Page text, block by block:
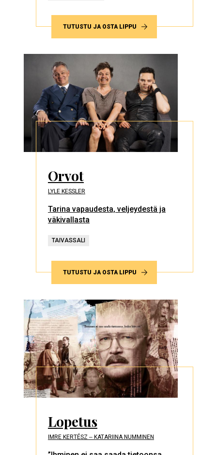
TUTUSTU JA OSTA LIPPU
Orvot
LYLE KESSLER
Tarina vapaudesta, veljeydestä ja
väkivallasta
TAIVASSALI
TUTUSTU JA OSTA LIPPU
Lopetus
IMRE KERTÉSZ ‒ KATARIINA NUMMINEN